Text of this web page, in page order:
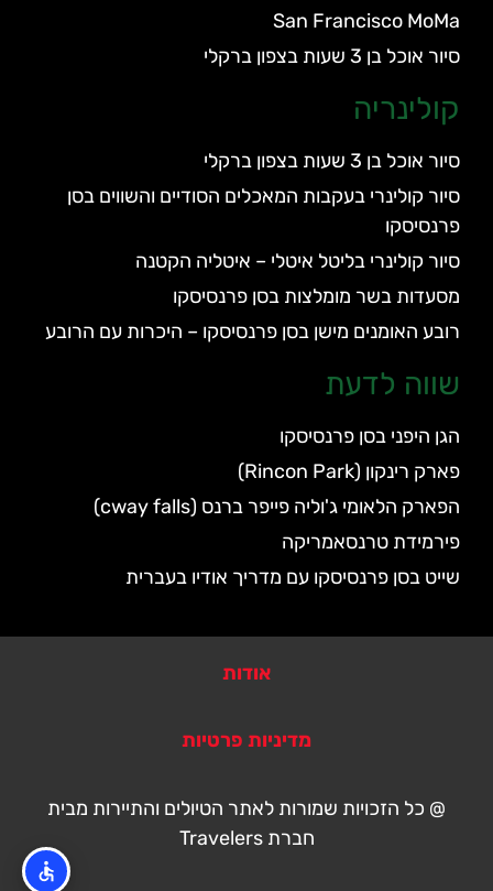
San Francisco MoMa
סיור אוכל בן 3 שעות בצפון ברקלי
קולינריה
סיור אוכל בן 3 שעות בצפון ברקלי
סיור קולינרי בעקבות המאכלים הסודיים והשווים בסן
פרנסיסקו
סיור קולינרי בליטל איטלי – איטליה הקטנה
מסעדות בשר מומלצות בסן פרנסיסקו
רובע האומנים מישן בסן פרנסיסקו – היכרות עם הרובע
שווה לדעת
הגן היפני בסן פרנסיסקו
פארק רינקון (Rincon Park)
הפארק הלאומי ג'וליה פייפר ברנס (cway falls)
פירמידת טרנסאמריקה
שייט בסן פרנסיסקו עם מדריך אודיו בעברית
אודות
מדיניות פרטיות
@ כל הזכויות שמורות לאתר הטיולים והתיירות מבית
חברת Travelers